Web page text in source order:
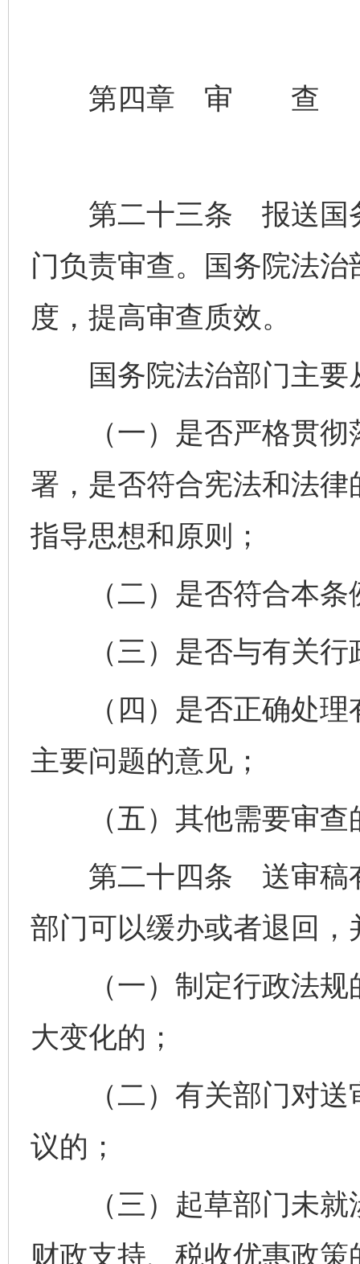
第四章 审 查
第二十三条 报送国务
门负责审查。国务院法
度，提高审查质效。
国务院法治部门主要
（一）是否严格贯彻
署，是否符合宪法和法
指导思想和原则；
（二）是否符合本条
（三）是否与有关行
（四）是否正确处理
主要问题的意见；
（五）其他需要审查
第二十四条 送审稿有
部门可以缓办或者退回
（一）制定行政法规
大变化的；
（二）有关部门对送
议的；
（三）起草部门未就
财政支持、税收优惠政